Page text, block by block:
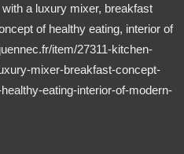
a luxury mixer, breakfast
of healthy eating, interior of
item/27311-kitchen-
mixer-breakfast-concept-
eating-interior-of-modern-